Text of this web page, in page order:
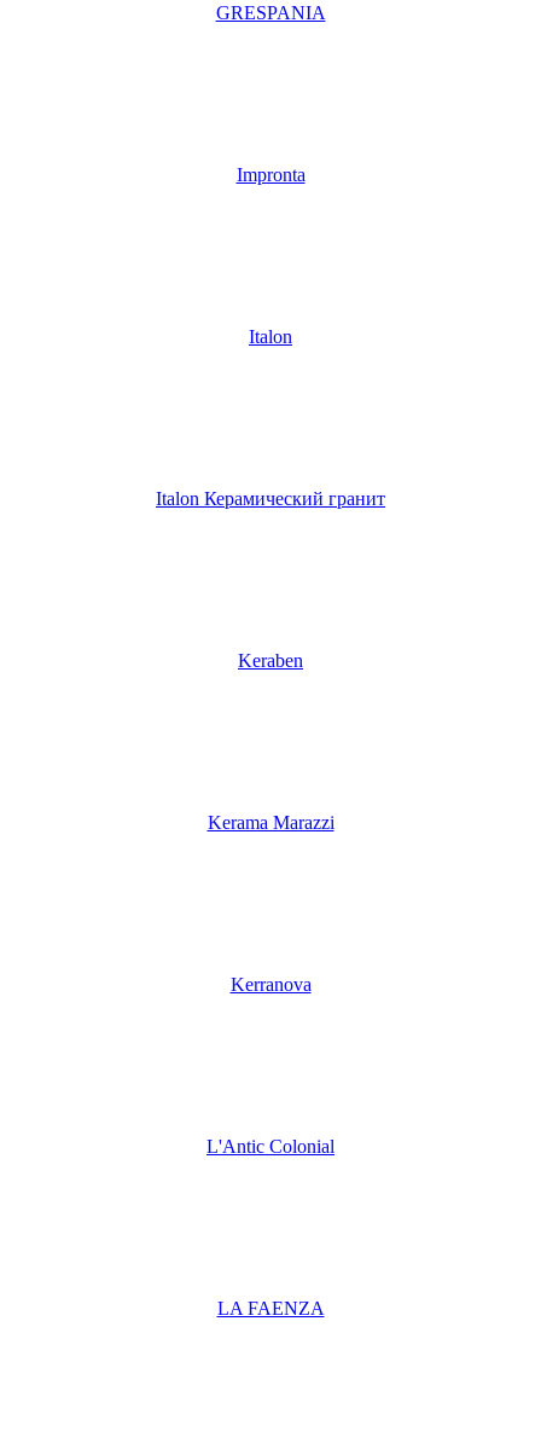
GRESPANIA
Impronta
Italon
Italon Керамический гранит
Keraben
Kerama Marazzi
Kerranova
L'Antic Colonial
LA FAENZA